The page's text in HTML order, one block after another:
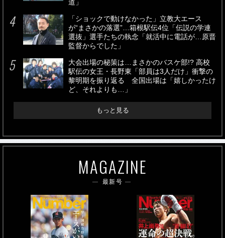
道」
「ショックで動けなかった」立教大エース
が“まさかの落選”…箱根駅伝4位「伝説の学連
選抜」選手たちの執念「就活中に電話が…原晋
監督からでした」
大会出場の秘策は…まさかのバスケ部!? 高校
駅伝の女王・長野東「部員は3人だけ」衝撃の
黎明期を振り返る 全国出場は「嬉しかったけ
ど、それよりも…」
もっと見る
MAGAZINE
最新号